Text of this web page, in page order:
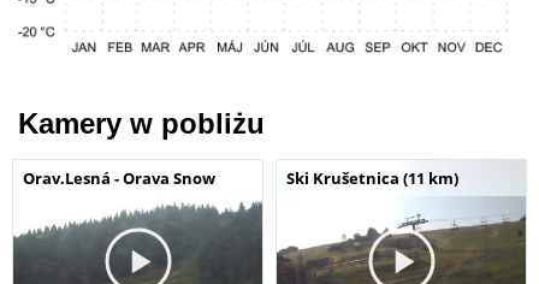
Kamery w pobliżu
Orav.Lesná - Orava Snow Ski Krušetnica (11 km)